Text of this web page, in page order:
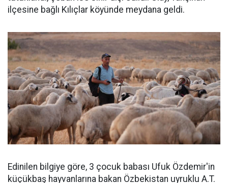
ilçesine bağlı Kılıçlar köyünde meydana geldi.
Edinilen bilgiye göre, 3 çocuk babası Ufuk Özdemir'in
küçükbaş hayvanlarına bakan Özbekistan uyruklu A.T.